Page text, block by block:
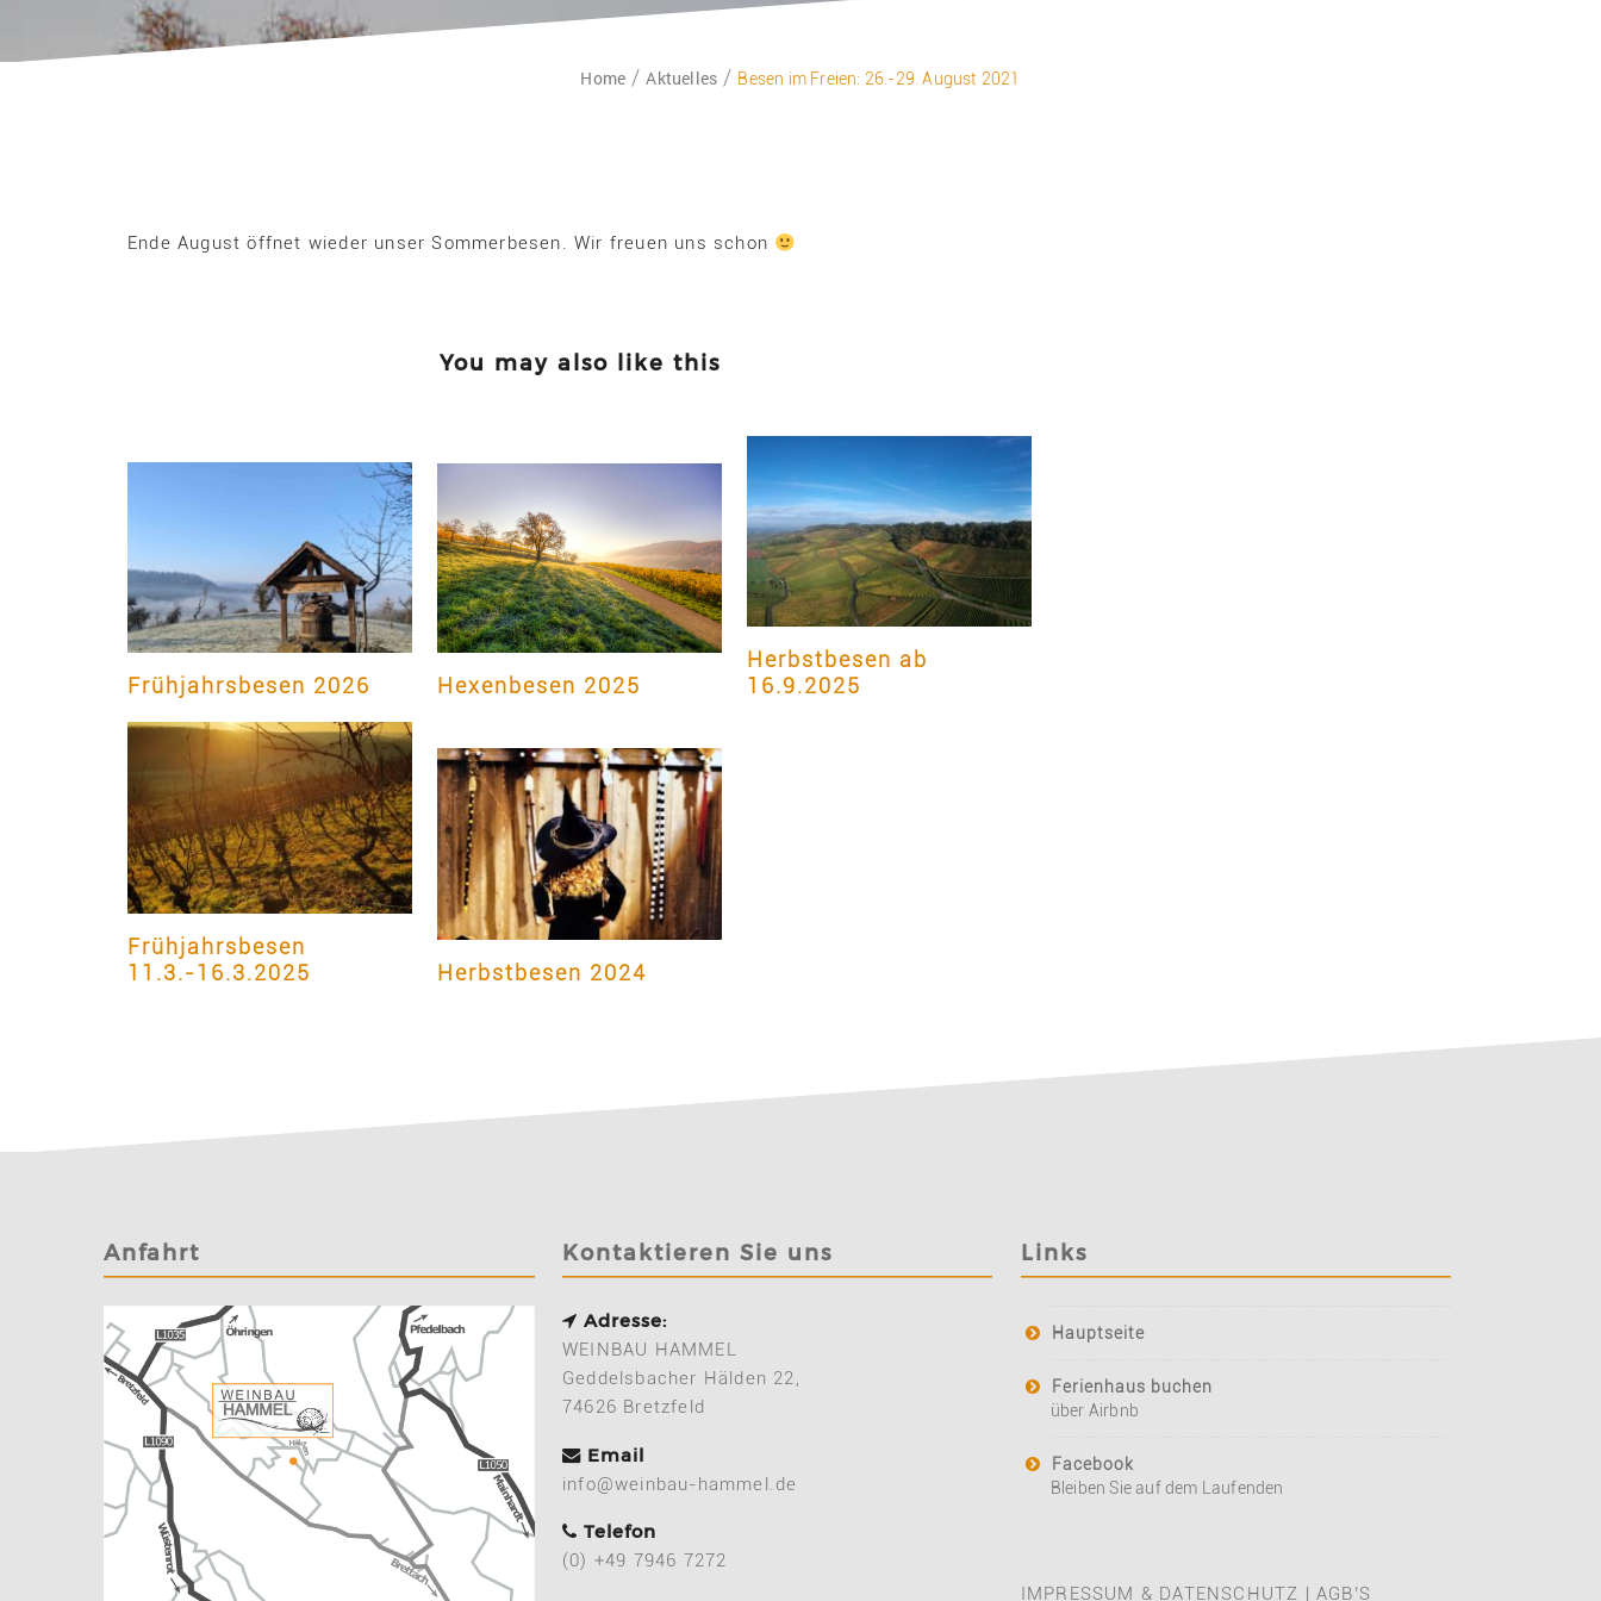
Home Aktuelles Besen im Freien: 26.-29. August 2021
Ende August öffnet wieder unser Sommerbesen. Wir freuen uns schon
You may also like this
Frühjahrsbesen 2026 Hexenbesen 2025
Herbstbesen ab
16.9.2025
Frühjahrsbesen
11.3.-16.3.2025
Herbstbesen 2024
Anfahrt Kontaktieren Sie uns
Adresse:
WEINBAU HAMMEL
Geddelsbacher Hälden 22,
74626 Bretzfeld
Email
info@weinbau-hammel.de
Telefon
(0) +49 7946 7272
Links
Hauptseite
Ferienhaus buchen
über Airbnb
Facebook
Bleiben Sie auf dem Laufenden
IMPRESSUM & DATENSCHUTZ |AGB’S